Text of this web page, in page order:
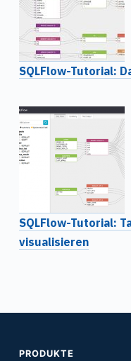
SQLFlow-Tutorial:
SQLFlow-Tutorial:
visualisieren
PRODUKTE